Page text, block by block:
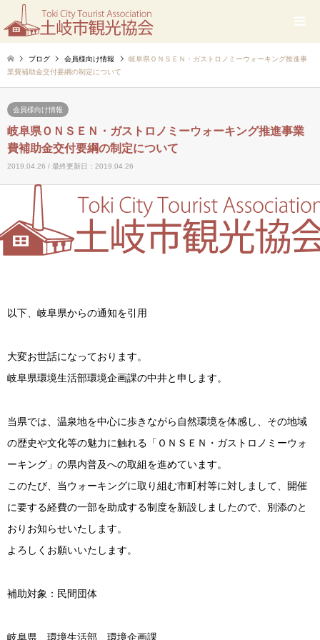
ブログ 会員様向け情報
岐阜県ＯＮＳＥＮ・ガストロノミーウォーキング推進事
業費補助金交付要綱の制定について
会員様向け情報
岐阜県ＯＮＳＥＮ・ガストロノミーウォーキング推進事業
費補助金交付要綱の制定について
2019.04.26 / 最終更新日：2019.04.26
以下、岐阜県からの通知を引用
大変お世話になっております。
岐阜県環境生活部環境企画課の中井と申します。
当県では、温泉地を中心に歩きながら自然環境を体感し、その地域
の歴史や文化等の魅力に触れる「ＯＮＳＥＮ・ガストロノミーウォ
ーキング」の県内普及への取組を進めています。
このたび、当ウォーキングに取り組む市町村等に対しまして、開催
に要する経費の一部を助成する制度を新設しましたので、別添のと
おりお知らせいたします。
よろしくお願いいたします。
補助対象：民間団体
岐阜県 環境生活部 環境企画課